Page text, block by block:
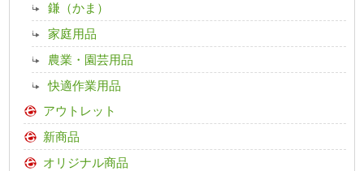
鎌（かま）
家庭用品
農業・園芸用品
快適作業用品
アウトレット
新商品
オリジナル商品